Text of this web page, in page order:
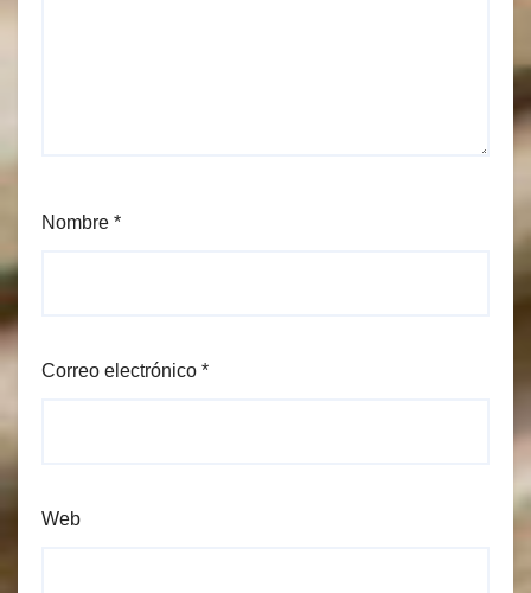
Nombre *
Correo electrónico *
Web